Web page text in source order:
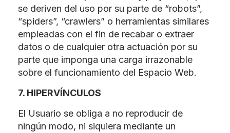
se deriven del uso por su parte de “robots”,
“spiders”, “crawlers” o herramientas similares
empleadas con el fin de recabar o extraer
datos o de cualquier otra actuación por su
parte que imponga una carga irrazonable
sobre el funcionamiento del Espacio Web.
7. HIPERVÍNCULOS
El Usuario se obliga a no reproducir de
ningún modo, ni siquiera mediante un